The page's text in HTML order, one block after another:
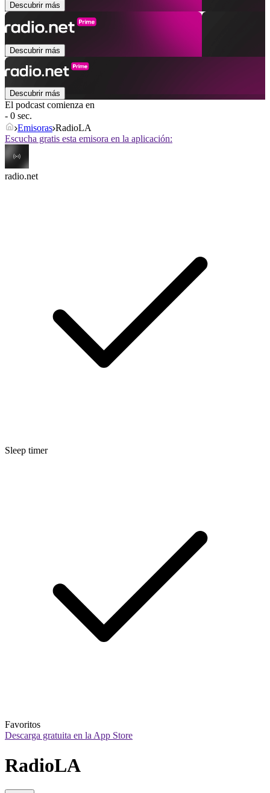
Descubrir más
Descubrir más
Descubrir más
El podcast comienza en
- 0 sec.
Emisoras RadioLA
Escucha gratis esta emisora en la aplicación:
radio.net
Sleep timer
Favoritos
Descarga gratuita en la App Store
RadioLA